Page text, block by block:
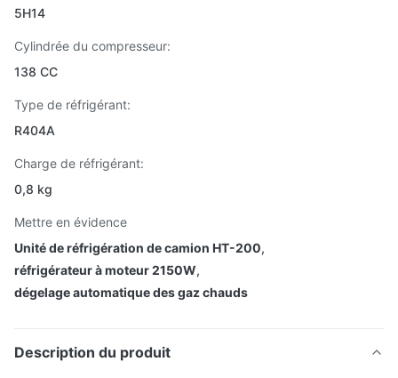
5H14
Cylindrée du compresseur:
138 CC
Type de réfrigérant:
R404A
Charge de réfrigérant:
0,8 kg
Mettre en évidence
Unité de réfrigération de camion HT-200,
réfrigérateur à moteur 2150W,
dégelage automatique des gaz chauds
Description du produit